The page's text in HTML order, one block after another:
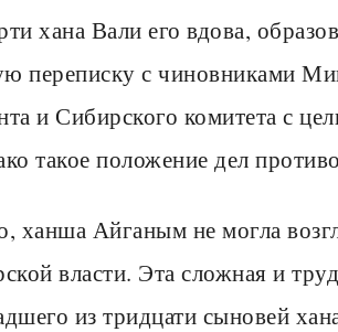
хана Вали его вдова,
переписку с чиновниками
и Сибирского комитета с
такое положение дел
ханша Айганым не могла
власти. Эта сложная и
из тридцати сыновей